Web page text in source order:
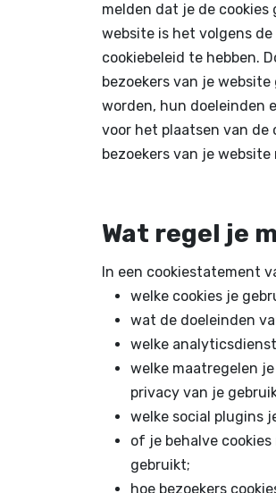
melden dat je de cookies
website is het volgens
cookiebeleid te hebben.
bezoekers van je
worden, hun doeleinden
voor het plaatsen van de
bezoekers van je
Wat regel je
In een cookiestatement
welke cookies je
wat de doeleinden
welke
welke maatregelen
privacy van je
welke social plugins
of je behalve
gebruikt;
hoe bezoekers